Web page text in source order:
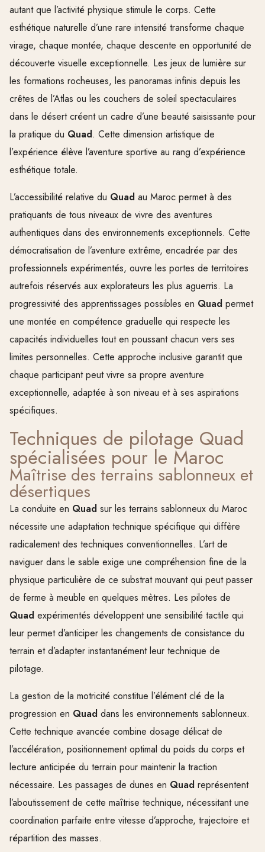
autant que l’activité physique stimule le corps. Cette
esthétique naturelle d’une rare intensité transforme chaque
virage, chaque montée, chaque descente en opportunité de
découverte visuelle exceptionnelle. Les jeux de lumière sur
les formations rocheuses, les panoramas infinis depuis les
crêtes de l’Atlas ou les couchers de soleil spectaculaires
dans le désert créent un cadre d’une beauté saisissante pour
la pratique du Quad. Cette dimension artistique de
l’expérience élève l’aventure sportive au rang d’expérience
esthétique totale.
L’accessibilité relative du Quad au Maroc permet à des
pratiquants de tous niveaux de vivre des aventures
authentiques dans des environnements exceptionnels. Cette
démocratisation de l’aventure extrême, encadrée par des
professionnels expérimentés, ouvre les portes de territoires
autrefois réservés aux explorateurs les plus aguerris. La
progressivité des apprentissages possibles en Quad permet
une montée en compétence graduelle qui respecte les
capacités individuelles tout en poussant chacun vers ses
limites personnelles. Cette approche inclusive garantit que
chaque participant peut vivre sa propre aventure
exceptionnelle, adaptée à son niveau et à ses aspirations
spécifiques.
Techniques de pilotage Quad
spécialisées pour le Maroc
Maîtrise des terrains sablonneux et
désertiques
La conduite en Quad sur les terrains sablonneux du Maroc
nécessite une adaptation technique spécifique qui diffère
radicalement des techniques conventionnelles. L’art de
naviguer dans le sable exige une compréhension fine de la
physique particulière de ce substrat mouvant qui peut passer
de ferme à meuble en quelques mètres. Les pilotes de
Quad expérimentés développent une sensibilité tactile qui
leur permet d’anticiper les changements de consistance du
terrain et d’adapter instantanément leur technique de
pilotage.
La gestion de la motricité constitue l’élément clé de la
progression en Quad dans les environnements sablonneux.
Cette technique avancée combine dosage délicat de
l’accélération, positionnement optimal du poids du corps et
lecture anticipée du terrain pour maintenir la traction
nécessaire. Les passages de dunes en Quad représentent
l’aboutissement de cette maîtrise technique, nécessitant une
coordination parfaite entre vitesse d’approche, trajectoire et
répartition des masses.